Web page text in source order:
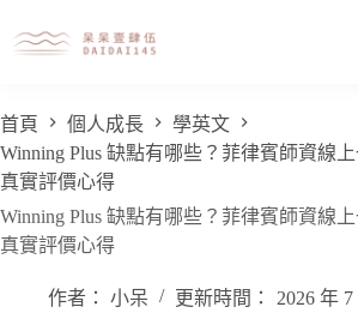
首頁 個人成長
學英文
Winning Plus 缺點有哪些？菲律賓師資線
真實評價心得
Winning Plus 缺點有哪些？菲律賓師資線
真實評價心得
作者： 小呆 更新時間：
2026 年 7